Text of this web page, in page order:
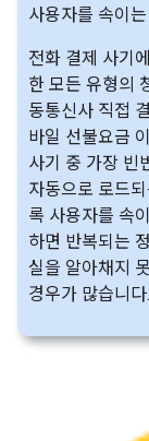
사용자를 속이
전화 결제 사기
한 모든 유형의
동통신사 직접
바일 선불요금
사기 중 가장 빈
자동으로 로드
록 사용자를 속
하면 반복되는
실을 알아채지
경우가 많습니다.